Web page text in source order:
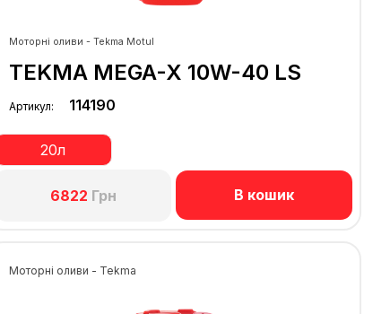
Моторні оливи - Tekma Motul
TEKMA MEGA-X 10W-40 LS
Артикул: 114190
20л
6822 Грн В кошик
Моторні оливи - Tekma